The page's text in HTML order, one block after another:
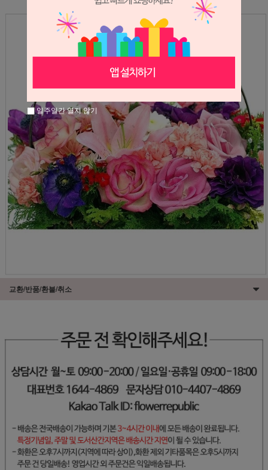
교환/반품/환불/취소
일주일간 열지 않기